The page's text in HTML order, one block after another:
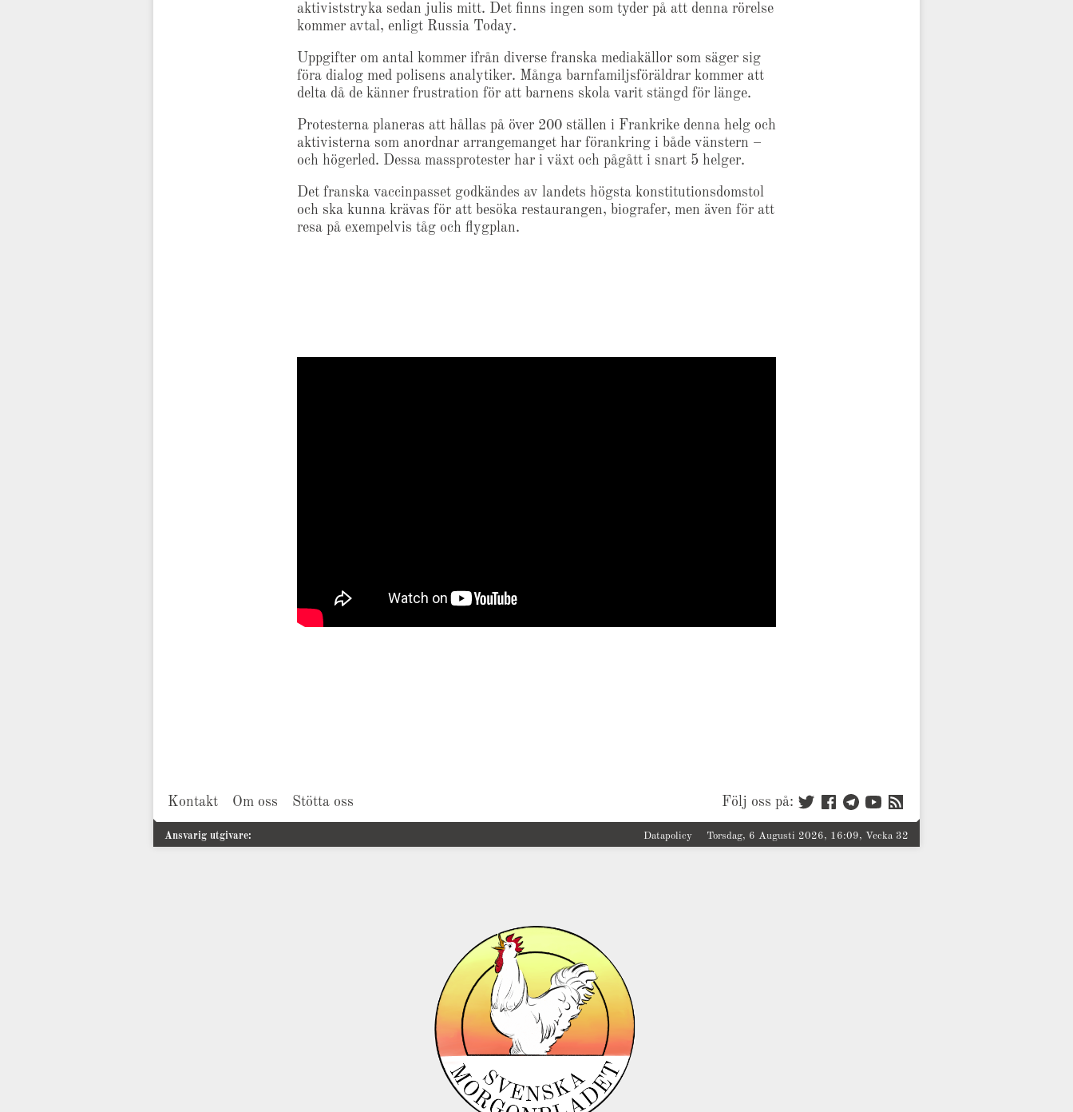
aktiviststryka sedan julis mitt. Det finns ingen som tyder på att denna rörelse
kommer avtal, enligt Russia Today.
Uppgifter om antal kommer ifrån diverse franska mediakällor som säger sig
föra dialog med polisens analytiker. Många barnfamiljsföräldrar kommer att
delta då de känner frustration för att barnens skola varit stängd för länge.
Protesterna planeras att hållas på över 200 ställen i Frankrike denna helg och
aktivisterna som anordnar arrangemanget har förankring i både vänstern –
och högerled. Dessa massprotester har i växt och pågått i snart 5 helger.
Det franska vaccinpasset godkändes av landets högsta konstitutionsdomstol
och ska kunna krävas för att besöka restaurangen, biografer, men även för att
resa på exempelvis tåg och flygplan.
Kontakt Om oss Stötta oss Följ oss på:
Ansvarig utgivare: Datapolicy Torsdag, 6 Augusti 2026, 16:09, Vecka 32